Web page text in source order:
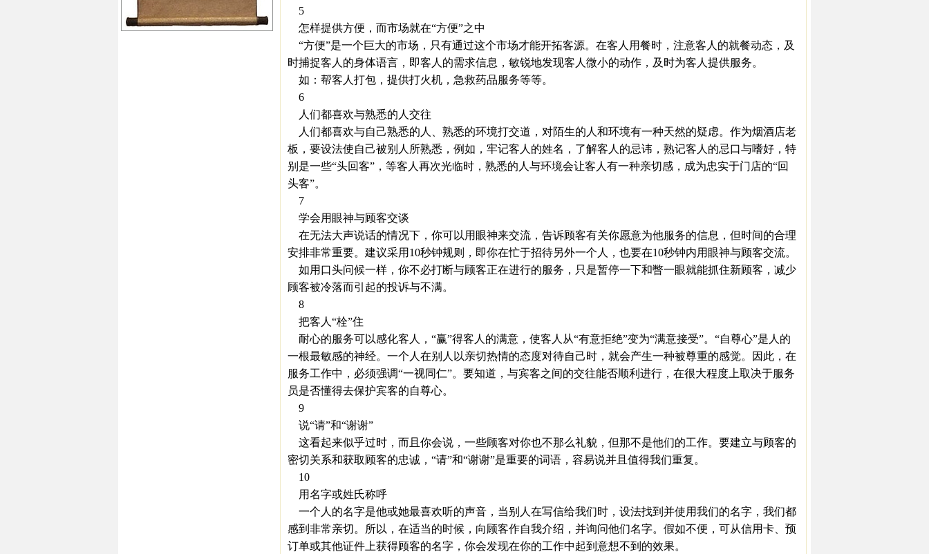
5
怎样提供方便，而市场就在“方便”之中
“方便”是一个巨大的市场，只有通过这个市场才能开拓客源。在客人用餐时，注意客人的就餐动态，及
时捕捉客人的身体语言，即客人的需求信息，敏锐地发现客人微小的动作，及时为客人提供服务。
如：帮客人打包，提供打火机，急救药品服务等等。
6
人们都喜欢与熟悉的人交往
人们都喜欢与自己熟悉的人、熟悉的环境打交道，对陌生的人和环境有一种天然的疑虑。作为烟酒店老
板，要设法使自己被别人所熟悉，例如，牢记客人的姓名，了解客人的忌讳，熟记客人的忌口与嗜好，特
别是一些“头回客”，等客人再次光临时，熟悉的人与环境会让客人有一种亲切感，成为忠实于门店的“回
头客”。
7
学会用眼神与顾客交谈
在无法大声说话的情况下，你可以用眼神来交流，告诉顾客有关你愿意为他服务的信息，但时间的合理
安排非常重要。建议采用10秒钟规则，即你在忙于招待另外一个人，也要在10秒钟内用眼神与顾客交流。
如用口头问候一样，你不必打断与顾客正在进行的服务，只是暂停一下和瞥一眼就能抓住新顾客，减少
顾客被冷落而引起的投诉与不满。
8
把客人“栓”住
耐心的服务可以感化客人，“赢”得客人的满意，使客人从“有意拒绝”变为“满意接受”。“自尊心”是人的
一根最敏感的神经。一个人在别人以亲切热情的态度对待自己时，就会产生一种被尊重的感觉。因此，在
服务工作中，必须强调“一视同仁”。要知道，与宾客之间的交往能否顺利进行，在很大程度上取决于服务
员是否懂得去保护宾客的自尊心。
9
说“请”和“谢谢”
这看起来似乎过时，而且你会说，一些顾客对你也不那么礼貌，但那不是他们的工作。要建立与顾客的
密切关系和获取顾客的忠诚，“请”和“谢谢”是重要的词语，容易说并且值得我们重复。
10
用名字或姓氏称呼
一个人的名字是他或她最喜欢听的声音，当别人在写信给我们时，设法找到并使用我们的名字，我们都
感到非常亲切。所以，在适当的时候，向顾客作自我介绍，并询问他们名字。假如不便，可从信用卡、预
订单或其他证件上获得顾客的名字，你会发现在你的工作中起到意想不到的效果。